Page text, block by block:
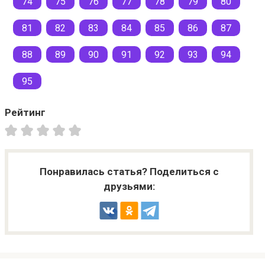
81 82 83 84 85 86 87
88 89 90 91 92 93 94
95
Рейтинг
Понравилась статья? Поделиться с
друзьями: